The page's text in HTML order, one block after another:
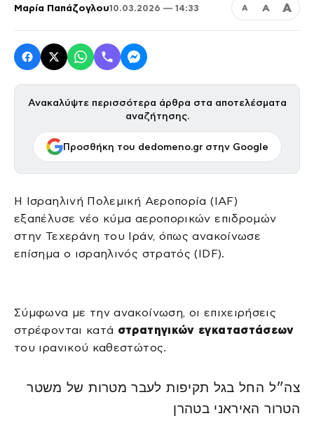
Μαρία Παπάζογλου10.03.2026 — 14:33 Α Α Α
Ανακαλύψτε περισσότερα άρθρα στα αποτελέσματα
αναζήτησης.
Προσθήκη του dedomeno.gr στην Google
Η Ισραηλινή Πολεμική Αεροπορία (IAF)
εξαπέλυσε νέο κύμα αεροπορικών επιδρομών
στην Τεχεράνη του Ιράν, όπως ανακοίνωσε
επίσημα ο ισραηλινός στρατός (IDF).
Σύμφωνα με την ανακοίνωση, οι επιχειρήσεις
στρέφονται κατά στρατηγικών εγκαταστάσεων
του ιρανικού καθεστώτος.
צה״ל החל בגל תקיפות לעבר מטרות של משטר
הטרור האיראני בטהרן